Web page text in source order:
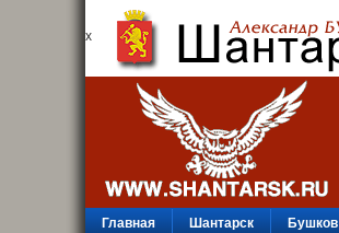
х
Главная Шантарск Бушков